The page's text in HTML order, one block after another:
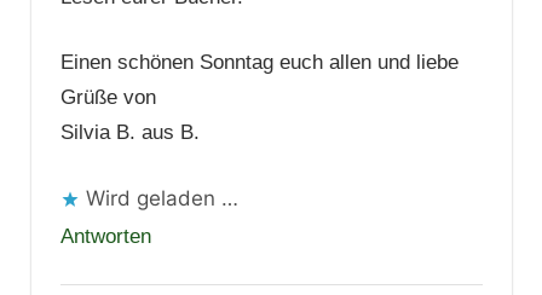
Einen schönen Sonntag euch allen und liebe
Grüße von
Silvia B. aus B.
Wird geladen …
Antworten